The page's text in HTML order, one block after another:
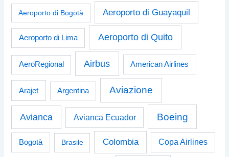
Aeroporto di Bogotà Aeroporto di Guayaquil
Aeroporto di Lima Aeroporto di Quito
AeroRegional Airbus American Airlines
Arajet Argentina Aviazione
Avianca Avianca Ecuador Boeing
Bogotà Brasile Colombia Copa Airlines